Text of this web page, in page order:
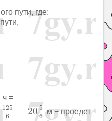
пути, где:
ч =
125
6
= 20 5
6
375 18=125
м − проедет